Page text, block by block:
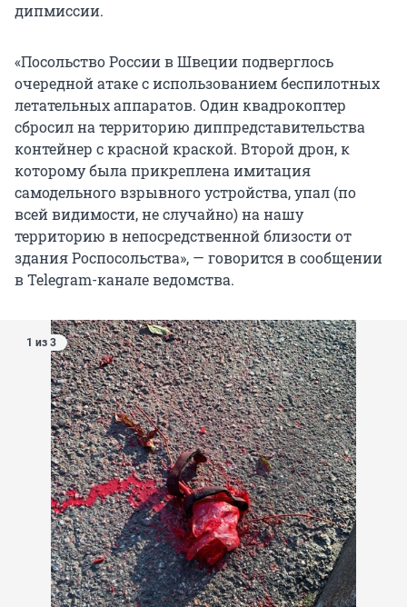
дипмиссии.
«Посольство России в Швеции подверглось
очередной атаке с использованием беспилотных
летательных аппаратов. Один квадрокоптер
сбросил на территорию диппредставительства
контейнер с красной краской. Второй дрон, к
которому была прикреплена имитация
самодельного взрывного устройства, упал (по
всей видимости, не случайно) на нашу
территорию в непосредственной близости от
здания Роспосольства», — говорится в сообщении
в Telegram-канале ведомства.
1 из 3